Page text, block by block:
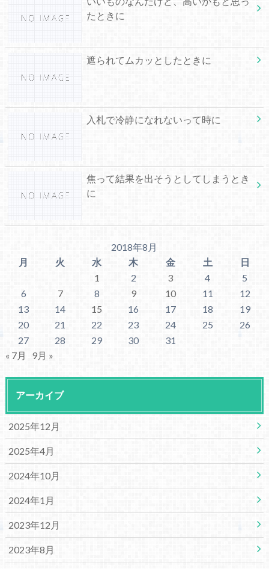
たときに
遮られてムカッとしたときに
入札で冷静になれないって時に
焦って結果を出そうとしてしまうとき
に
2018年8月
月
火 水 木 金 土
日
1
2 3 4
5
6
7 8 9 10 11
12
13
14 15 16 17 18
19
20
21 22 23 24 25
26
27
28 29 30
31
« 7月
9月 »
アーカイブ
2025年12月
2025年4月
2024年10月
2024年1月
2023年12月
2023年8月